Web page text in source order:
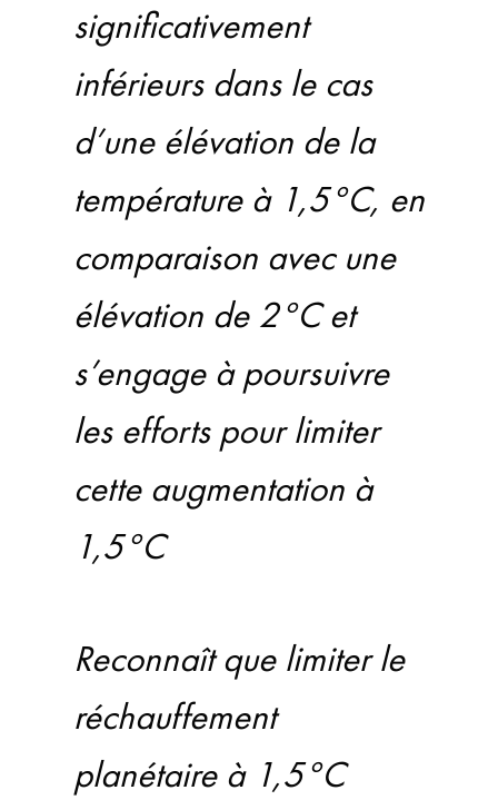
significativement
inférieurs dans le cas
d’une élévation de la
température à 1,5°C, en
comparaison avec une
élévation de 2°C et
s’engage à poursuivre
les efforts pour limiter
cette augmentation à
1,5°C
Reconnaît que limiter le
réchauffement
planétaire à 1,5°C